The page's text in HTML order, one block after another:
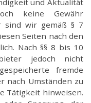
und Aktualität
keine Gewähr
sind wir gemäß § 7
Seiten nach den
Nach §§ 8 bis 10
jedoch nicht
fremde
nach Umständen zu
Tätigkeit hinweisen.